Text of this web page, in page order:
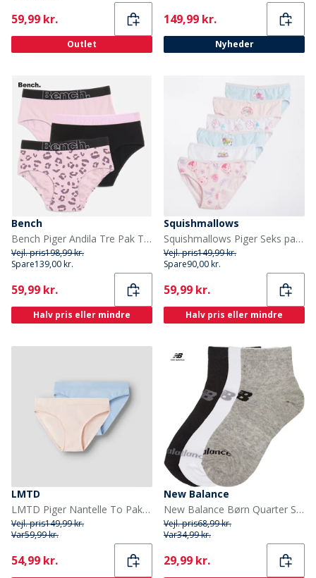
Current
59,99 kr.
Outlet
Current
149,99 kr.
Nyheder
Bench
Bench Piger Andila Tre Pak Trusser Lilac Aop/Sort/Lilac
Vejl. pris198,99 kr.
Spare139,00 kr.
Current
59,99 kr.
Halv pris eller mindre
Squishmallows
Squishmallows Piger Seks pak trusser Pink Lavender/Hvid/Silver Cloud
Vejl. pris149,99 kr.
Spare90,00 kr.
Current
59,99 kr.
Halv pris eller mindre
LMTD
LMTD Piger Nantelle To Pak Underbukser Crystal Pink/Blå
Vejl. pris149,99 kr.
Var59,99 kr.
Current
54,99 kr.
New Balance
New Balance Børn Quarter Sokker Flerfarvet
Vejl. pris68,99 kr.
Var34,99 kr.
Current
29,99 kr.